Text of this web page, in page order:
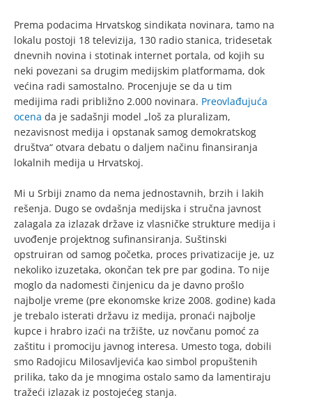
Prema podacima Hrvatskog sindikata novinara, tamo na
lokalu postoji 18 televizija, 130 radio stanica, tridesetak
dnevnih novina i stotinak internet portala, od kojih su
neki povezani sa drugim medijskim platformama, dok
većina radi samostalno. Procenjuje se da u tim
medijima radi približno 2.000 novinara. Preovlađujuća
ocena da je sadašnji model „loš za pluralizam,
nezavisnost medija i opstanak samog demokratskog
društva“ otvara debatu o daljem načinu finansiranja
lokalnih medija u Hrvatskoj.
Mi u Srbiji znamo da nema jednostavnih, brzih i lakih
rešenja. Dugo se ovdašnja medijska i stručna javnost
zalagala za izlazak države iz vlasničke strukture medija i
uvođenje projektnog sufinansiranja. Suštinski
opstruiran od samog početka, proces privatizacije je, uz
nekoliko izuzetaka, okončan tek pre par godina. To nije
moglo da nadomesti činjenicu da je davno prošlo
najbolje vreme (pre ekonomske krize 2008. godine) kada
je trebalo isterati državu iz medija, pronaći najbolje
kupce i hrabro izaći na tržište, uz novčanu pomoć za
zaštitu i promociju javnog interesa. Umesto toga, dobili
smo Radojicu Milosavljevića kao simbol propuštenih
prilika, tako da je mnogima ostalo samo da lamentiraju
tražeći izlazak iz postojećeg stanja.